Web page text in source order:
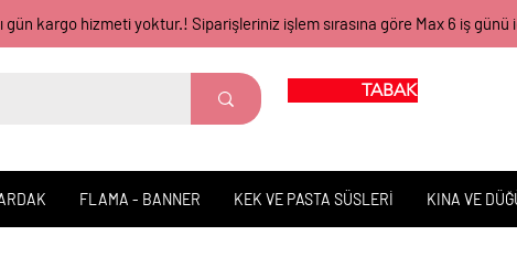
kargo hizmeti yoktur.! Siparişleriniz işlem sırasına göre Max 6 iş
TABAK BARDAK
FLAMA - BANNER KEK VE PASTA SÜSLERİ KINA VE